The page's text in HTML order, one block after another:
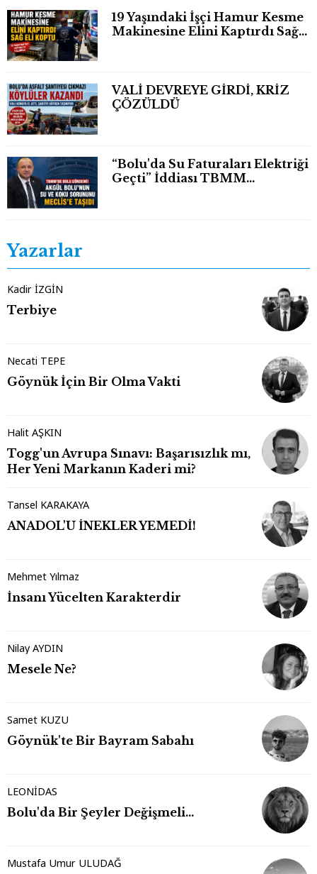
19 Yaşındaki İşçi Hamur Kesme
Makinesine Elini Kaptırdı Sağ
VALİ DEVREYE GİRDİ, KRİZ
ÇÖZÜLDÜ
“Bolu'da Su Faturaları Elektriği
Geçti” İddiası TBMM
Yazarlar
Kadir İZGİN
Terbiye
Necati TEPE
Göynük İçin Bir Olma Vakti
Halit AŞKIN
Togg'un Avrupa Sınavı: Başarısızlık mı,
Her Yeni Markanın Kaderi mi?
Tansel KARAKAYA
ANADOL'U İNEKLER YEMEDİ!
Mehmet Yılmaz
İnsanı Yücelten Karakterdir
Nilay AYDIN
Mesele Ne?
Samet KUZU
Göynük'te Bir Bayram Sabahı
LEONİDAS
Bolu'da Bir Şeyler Değişmeli…
Mustafa Umur ULUDAĞ